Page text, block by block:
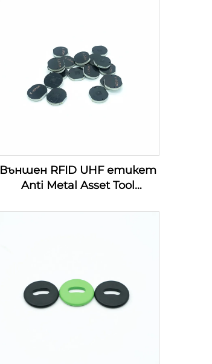
Външен RFID UHF етикет
Anti Metal Asset Tool
електронен етикет